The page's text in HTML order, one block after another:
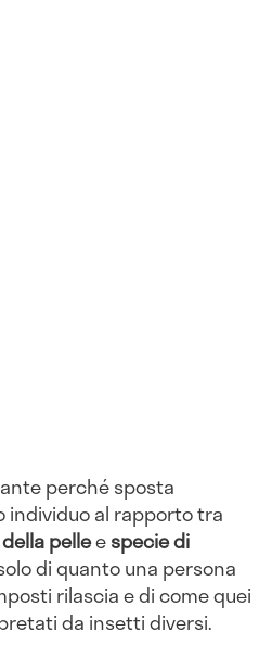
perché sposta
individuo al rapporto tra
pelleespecie di
di quanto una persona
rilascia e di come quei
da insetti diversi.